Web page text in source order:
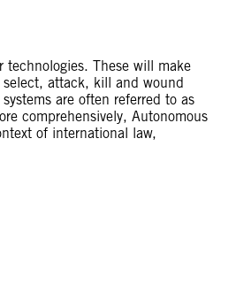
technologies. These will make
attack, kill and wound
are often referred to as
comprehensively, Autonomous
of international law,